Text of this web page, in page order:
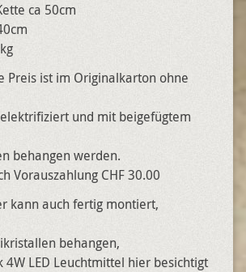
ca 50cm
Preis ist im Originalkarton ohne
und mit beigefügtem
behangen werden.
Vorauszahlung CHF 30.00
kann auch fertig montiert,
behangen,
4W LED Leuchtmittel hier besichtigt